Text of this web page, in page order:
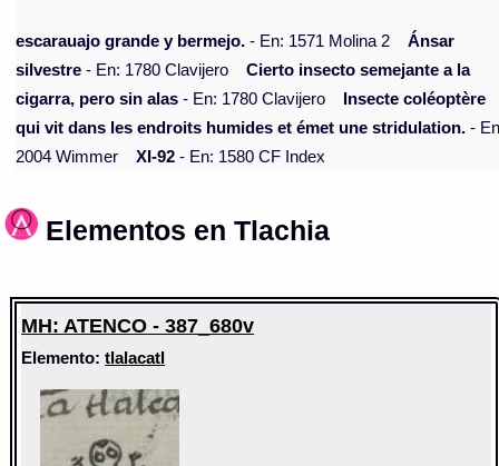
escarauajo grande y bermejo. - En: 1571 Molina 2
Ánsar
silvestre - En: 1780 Clavijero
Cierto insecto semejante a la
cigarra, pero sin alas - En: 1780 Clavijero
Insecte coléoptère
qui vit dans les endroits humides et émet une stridulation. -
2004 Wimmer
XI-92 - En: 1580 CF Index
Elementos en Tlachia
MH: ATENCO - 387_680v
Elemento:tlalacatl